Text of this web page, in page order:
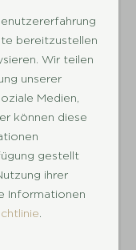
Ab
€
Standard-
6
bereitzustellen
Wir teilen
unserer
Medien,
können diese
gestellt
ihrer
Informationen